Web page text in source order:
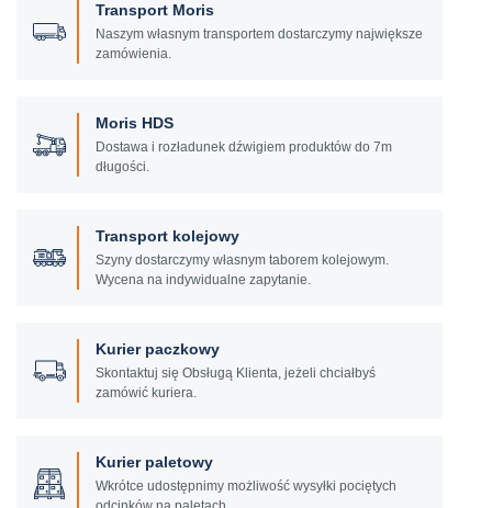
Transport Moris
Naszym własnym transportem dostarczymy największe
zamówienia.
Moris HDS
Dostawa i rozładunek dźwigiem produktów do 7m
długości.
Transport kolejowy
Szyny dostarczymy własnym taborem kolejowym.
Wycena na indywidualne zapytanie.
Kurier paczkowy
Skontaktuj się Obsługą Klienta, jeżeli chciałbyś
zamówić kuriera.
Kurier paletowy
Wkrótce udostępnimy możliwość wysyłki pociętych